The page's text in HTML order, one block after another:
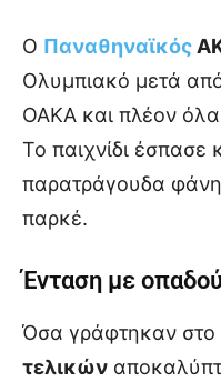
Ο Παναθηναϊκός
Ολυμπιακό μετά
ΟΑΚΑ και πλέον όλα
Το παιχνίδι έσπασε
παρατράγουδα
παρκέ.
Ένταση με
Όσα γράφτηκαν
τελικών